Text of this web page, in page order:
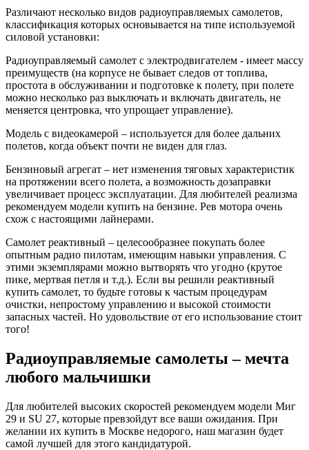
Различают несколько видов радиоуправляемых самолетов,
классификация которых основывается на типе используемой
силовой установки:
Радиоуправляемый самолет с электродвигателем - имеет массу
преимуществ (на корпусе не бывает следов от топлива,
простота в обслуживании и подготовке к полету, при полете
можно несколько раз выключать и включать двигатель, не
меняется центровка, что упрощает управление).
Модель с видеокамерой – используется для более дальних
полетов, когда объект почти не виден для глаз.
Бензиновый агрегат – нет изменения тяговых характеристик
на протяжении всего полета, а возможность дозаправки
увеличивает процесс эксплуатации. Для любителей реализма
рекомендуем модели купить на бензине. Рев мотора очень
схож с настоящими лайнерами.
Самолет реактивный – целесообразнее покупать более
опытным радио пилотам, имеющим навыки управления. С
этими экземплярами можно вытворять что угодно (крутое
пике, мертвая петля и т.д.). Если вы решили реактивный
купить самолет, то будьте готовы к частым процедурам
очистки, непростому управлению и высокой стоимости
запасных частей. Но удовольствие от его использование стоит
того!
Радиоуправляемые самолеты – мечта
любого мальчишки
Для любителей высоких скоростей рекомендуем модели Миг
29 и SU 27, которые превзойдут все ваши ожидания. При
желании их купить в Москве недорого, наш магазин будет
самой лучшей для этого кандидатурой.